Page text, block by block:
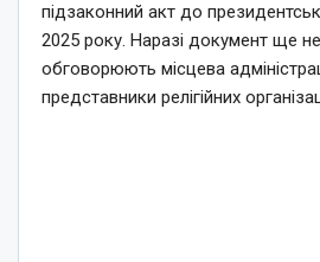
підзаконний акт до
2025 року. Наразі документ ще
обговорюють місцева
представники релігійних